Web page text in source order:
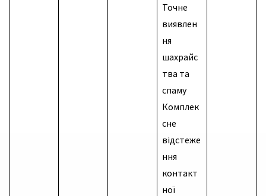
Точне
виявлен
ня
шахрайс
тва та
спаму
Комплек
сне
відстеже
ння
контакт
ної